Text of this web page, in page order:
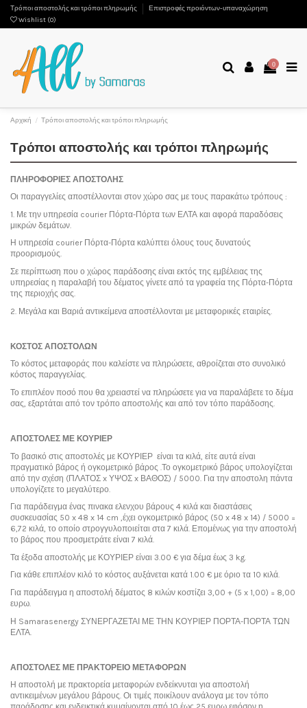
Τρόποι αποστολής και τρόποι πληρωμής
Επιστροφές προιόντων-υπαναχώρηση
Wishlist (0)
0
Αρχική Τρόποι αποστολής και τρόποι πληρωμής
Τρόποι αποστολής και τρόποι πληρωμής
ΠΛΗΡΟΦΟΡΙΕΣ ΑΠΟΣΤΟΛΗΣ
Οι παραγγελίες αποστέλλονται στον χώρο σας με τους παρακάτω τρόπους :
1. Με την υπηρεσία courier Πόρτα-Πόρτα των ΕΛΤΑ και αφορά παραδόσεις
μικρών δεμάτων.
Η υπηρεσία courier Πόρτα-Πόρτα καλύπτει όλους τους δυνατούς
προορισμούς.
Σε περίπτωση που ο χώρος παράδοσης είναι εκτός της εμβέλειας της
υπηρεσίας η παραλαβή του δέματος γίνετε από τα γραφεία της Πόρτα-Πόρτα
της περιοχής σας.
2. Μεγάλα και Βαριά αντικείμενα αποστέλλονται με μεταφορικές εταιρίες.
ΚΟΣΤΟΣ ΑΠΟΣΤΟΛΩΝ
Το κόστος μεταφοράς που καλείστε να πληρώσετε, αθροίζεται στο συνολικό
κόστος παραγγελίας.
Το επιπλέον ποσό που θα χρειαστεί να πληρώσετε για να παραλάβετε το δέμα
σας, εξαρτάται από τον τρόπο αποστολής και από τον τόπο παράδοσης.
ΑΠΟΣΤΟΛΕΣ ΜΕ ΚΟΥΡΙΕΡ
Το βασικό στις αποστολές με ΚΟΥΡΙΕΡ είναι τα κιλά, είτε αυτά είναι
πραγματικό βάρος ή ογκομετρικό βάρος .Το ογκομετρικό βάρος υπολογίζεται
από την σχέση (ΠΛΑΤΟΣ x ΥΨΟΣ x ΒΑΘΟΣ) / 5000. Για την αποστολη πάντα
υπολογίζετε το μεγαλύτερο.
Για παράδειγμα ένας πινακα ελενχου βάρους 4 κιλά και διαστάσεις
συσκευασίας 50 x 48 x 14 cm ,έχει ογκομετρικό βάρος (50 x 48 x 14) / 5000 =
6,72 κιλά, το οποίο στρογγυλοποιείται στα 7 κιλά. Επομένως για την αποστολή
το βάρος που προσμετράτε είναι 7 κιλά.
Τα έξοδα αποστολής με ΚΟΥΡΙΕΡ είναι 3.00 € για δέμα έως 3 kg.
Για κάθε επιπλέον κιλό το κόστος αυξάνεται κατά 1.00 € με όριο τα 10 κιλά.
Για παράδειγμα η αποστολή δέματος 8 κιλών κοστίζει 3,00 + (5 x 1,00) = 8,00
ευρω.
Η Samarasenergy ΣΥΝΕΡΓΑΖΕΤΑΙ ΜΕ ΤΗΝ ΚΟΥΡΙΕΡ ΠΟΡΤΑ-ΠΟΡΤΑ ΤΩΝ
ΕΛΤΑ.
ΑΠΟΣΤΟΛΕΣ ΜΕ ΠΡΑΚΤΟΡΕΙΟ ΜΕΤΑΦΟΡΩΝ
Η αποστολή με πρακτορεία μεταφορών ενδείκνυται για αποστολή
αντικειμένων μεγάλου βάρους. Οι τιμές ποικίλουν ανάλογα με τον τόπο